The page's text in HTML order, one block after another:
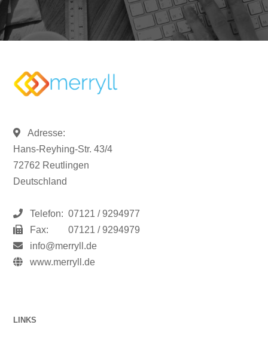
Adresse:
Hans-Reyhing-Str. 43/4
72762 Reutlingen
Deutschland
Telefon: 07121 / 9294977
Fax:
07121 / 9294979
info@merryll.de
www.merryll.de
LINKS